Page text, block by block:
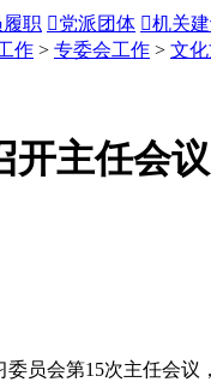
职 党派团体 机关
作 > 专委会工作 > 文
开主任会议
员会第15次主任会